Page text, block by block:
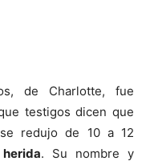
de Charlotte, fue
testigos dicen que
redujo de 10 a 12
herida. Su nombre y